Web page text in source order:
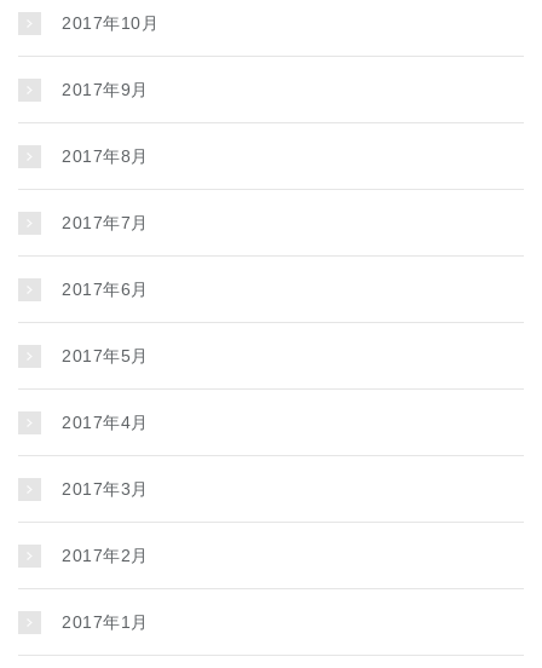
2017年10月
2017年9月
2017年8月
2017年7月
2017年6月
2017年5月
2017年4月
2017年3月
2017年2月
2017年1月